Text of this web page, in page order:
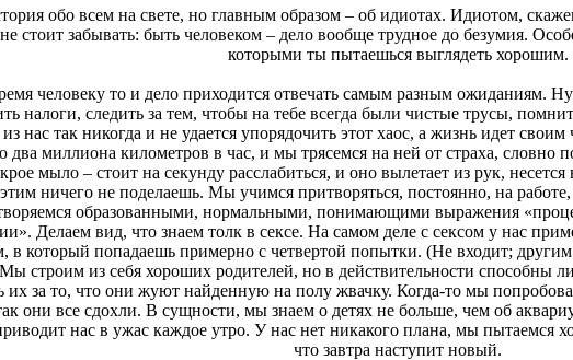
обо всем на свете, но главным образом – об идиотах. Идиотом,
стоит забывать: быть человеком – дело вообще трудное до безумия.
которыми ты пытаешься выглядеть хорошим.
человеку то и дело приходится отвечать самым разным ожиданиям.
налоги, следить за тем, чтобы на тебе всегда были чистые трусы,
нас так никогда и не удается упорядочить этот хаос, а жизнь идет своим
два миллиона километров в час, и мы трясемся на ней от страха, словно
мыло – стоит на секунду расслабиться, и оно вылетает из рук, несется
ничего не поделаешь. Мы учимся притворяться, постоянно, на
образованными, нормальными, понимающими выражения
Делаем вид, что знаем толк в сексе. На самом деле с сексом у нас
в который попадаешь примерно с четвертой попытки. (Не входит;
строим из себя хороших родителей, но в действительности способны
их за то, что они жуют найденную на полу жвачку. Когда-то мы
они все сдохли. В сущности, мы знаем о детях не больше, чем об
нас в ужас каждое утро. У нас нет никакого плана, мы пытаемся
что завтра наступит новый.